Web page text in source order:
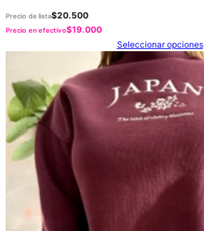
Precio de lista$20.500
Precio en efectivo$19.000
Seleccionar opciones